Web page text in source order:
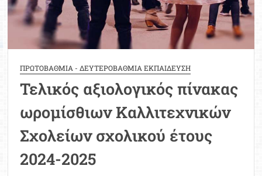
ωρομίσθιους
εκπαιδευτικούς
ΠΡΩΤΟΒΑΘΜΙΑ - ΔΕΥΤΕΡΟΒΑΘΜΙΑ ΕΚΠΑΙΔΕΥΣΗ
Τελικός αξιολογικός πίνακας
ωρομίσθιων Καλλιτεχνικών
Σχολείων σχολικού έτους
2024-2025